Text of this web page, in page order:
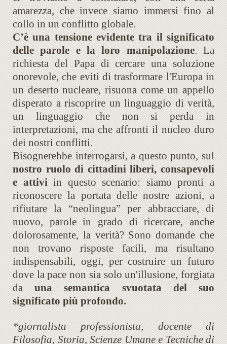
amarezza, che invece siamo immersi fino al
collo in un conflitto globale.
C’è una tensione evidente tra il significato
delle parole e la loro manipolazione. La
richiesta del Papa di cercare una soluzione
onorevole, che eviti di trasformare l'Europa in
un deserto nucleare, risuona come un appello
disperato a riscoprire un linguaggio di verità,
un linguaggio che non si perda in
interpretazioni, ma che affronti il nucleo duro
dei nostri conflitti.
Bisognerebbe interrogarsi, a questo punto, sul
nostro ruolo di cittadini liberi, consapevoli
e attiviin questo scenario: siamo pronti a
riconoscere la portata delle nostre azioni, a
rifiutare la “neolingua” per abbracciare, di
nuovo, parole in grado di ricercare, anche
dolorosamente, la verità? Sono domande che
non trovano risposte facili, ma risultano
indispensabili, oggi, per costruire un futuro
dove la pace non sia solo un'illusione, forgiata
dauna semantica svuotata del suo
significato più profondo.
*giornalista professionista, docente di
Filosofia, Storia, Scienze Umane e Tecniche di